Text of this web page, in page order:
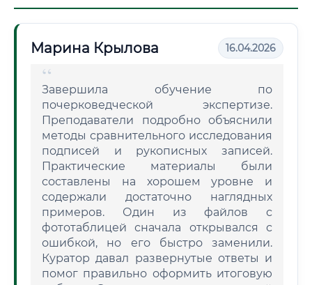
Марина Крылова 16.04.2026
Завершила обучение по
почерковедческой экспертизе.
Преподаватели подробно объяснили
методы сравнительного исследования
подписей и рукописных записей.
Практические материалы были
составлены на хорошем уровне и
содержали достаточно наглядных
примеров. Один из файлов с
фототаблицей сначала открывался с
ошибкой, но его быстро заменили.
Куратор давал развернутые ответы и
помог правильно оформить итоговую